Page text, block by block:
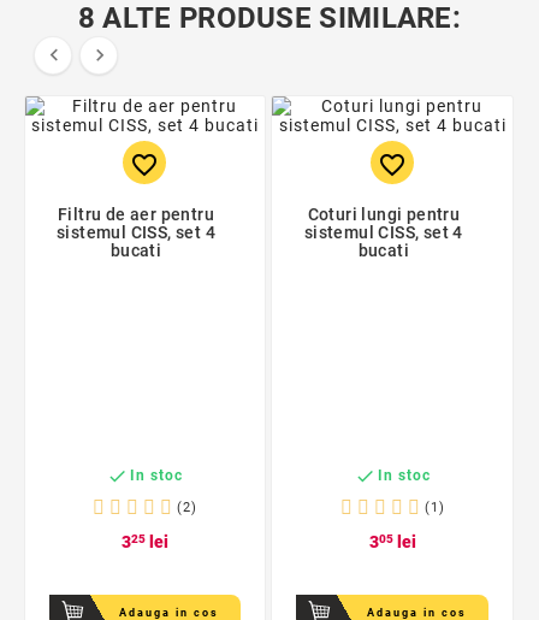
8 ALTE PRODUSE SIMILARE:
 
favorite_border
Filtru de aer pentru
sistemul CISS, set 4
bucati
 In stoc
(2)
325lei
Adauga in cos
favorite_border
Coturi lungi pentru
sistemul CISS, set 4
bucati
 In stoc
(1)
305lei
Adauga in cos